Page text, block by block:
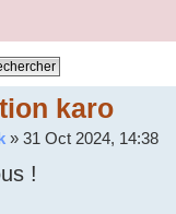
karo
» 31 Oct 2024, 14:38
!